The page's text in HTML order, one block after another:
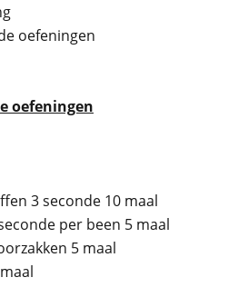
oefeningen
oefeningen
3 seconde 10 maal
per been 5 maal
5 maal